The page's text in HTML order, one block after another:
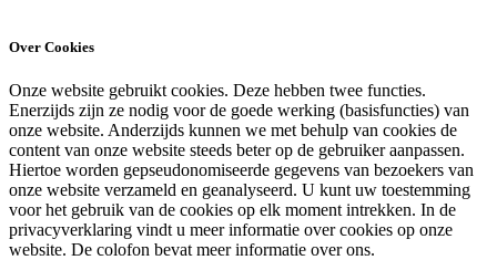
Over Cookies
Onze website gebruikt cookies. Deze hebben twee functies.
Enerzijds zijn ze nodig voor de goede werking (basisfuncties) van
onze website. Anderzijds kunnen we met behulp van cookies de
content van onze website steeds beter op de gebruiker aanpassen.
Hiertoe worden gepseudonomiseerde gegevens van bezoekers van
onze website verzameld en geanalyseerd. U kunt uw toestemming
voor het gebruik van de cookies op elk moment intrekken. In de
privacyverklaring vindt u meer informatie over cookies op onze
website. De colofon bevat meer informatie over ons.